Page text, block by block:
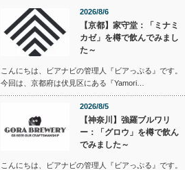
2026/8/6
【京都】家守堂：「ミナミ
カゼ」を樽で飲んでみまし
た～
こんにちは、ビアナビの管理人『ビアっぷる』です。
今回は、京都府は伏見区にある『Yamori…
2026/8/5
【神奈川】強羅ブルワリ
ー：「グロウ」を樽で飲ん
でみました～
こんにちは、ビアナビの管理人『ビアっぷる』です。